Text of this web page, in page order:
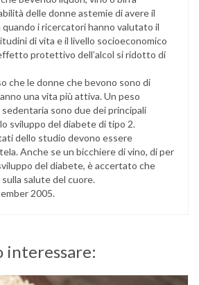
delle donne astemie di avere il
i ricercatori hanno valutato il
di vita e il livello socioeconomico
protettivo dell’alcol si ridotto di
che le donne che bevono sono di
una vita più attiva. Un peso
sono due dei principali
sviluppo del diabete di tipo 2.
dello studio devono essere
Anche se un bicchiere di vino, di per
del diabete, è accertato che
salute del cuore.
2005.
interessare: